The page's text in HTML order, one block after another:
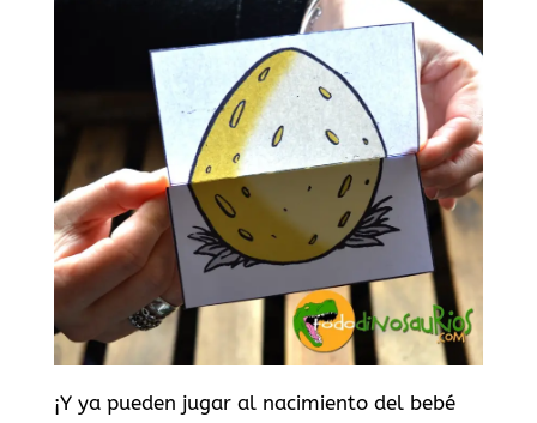
¡Y ya pueden jugar al nacimiento del bebé